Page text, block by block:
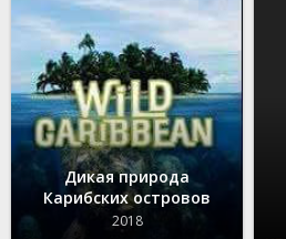
Дикая природа
Карибских островов
2018